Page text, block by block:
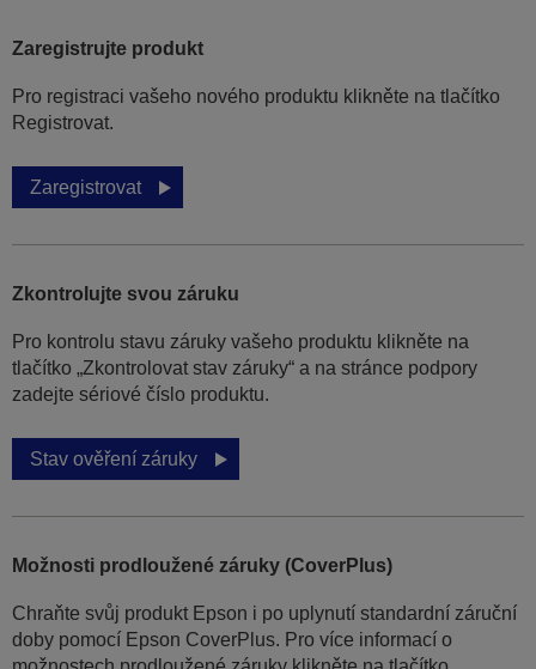
Zaregistrujte produkt
Pro registraci vašeho nového produktu klikněte na tlačítko
Registrovat.
Zaregistrovat
Zkontrolujte svou záruku
Pro kontrolu stavu záruky vašeho produktu klikněte na
tlačítko „Zkontrolovat stav záruky“ a na stránce podpory
zadejte sériové číslo produktu.
Stav ověření záruky
Možnosti prodloužené záruky (CoverPlus)
Chraňte svůj produkt Epson i po uplynutí standardní záruční
doby pomocí Epson CoverPlus. Pro více informací o